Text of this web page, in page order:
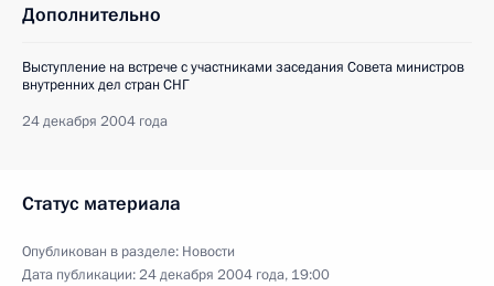
Дополнительно
Выступление на встрече с участниками заседания Совета министров
внутренних дел стран СНГ
24 декабря 2004 года
Статус материала
Опубликован в разделе: Новости
Дата публикации:24 декабря 2004 года, 19:00